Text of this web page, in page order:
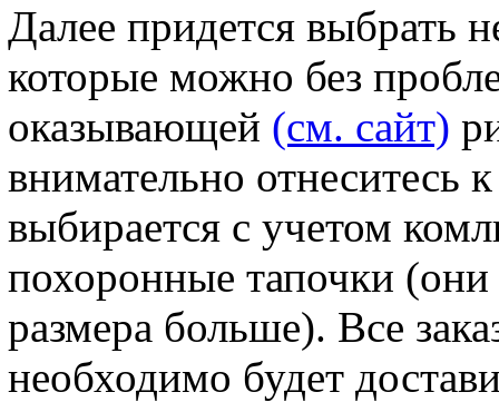
Далее придется выбрать
которые можно без
оказывающей (см. сайт)
внимательно отнеситесь
выбирается с учетом
похоронные тапочки
размера больше). Все
необходимо будет